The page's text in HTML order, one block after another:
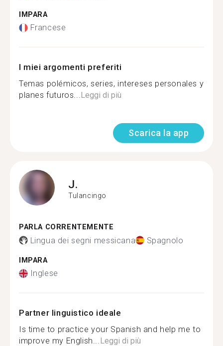
IMPARA
Francese
I miei argomenti preferiti
Temas polémicos, series, intereses personales y
planes futuros...Leggi di più
Scarica la app
J.
Tulancingo
PARLA CORRENTEMENTE
Lingua dei segni messicana Spagnolo
IMPARA
Inglese
Partner linguistico ideale
Is time to practice your Spanish and help me to
improve my English...Leggi di più